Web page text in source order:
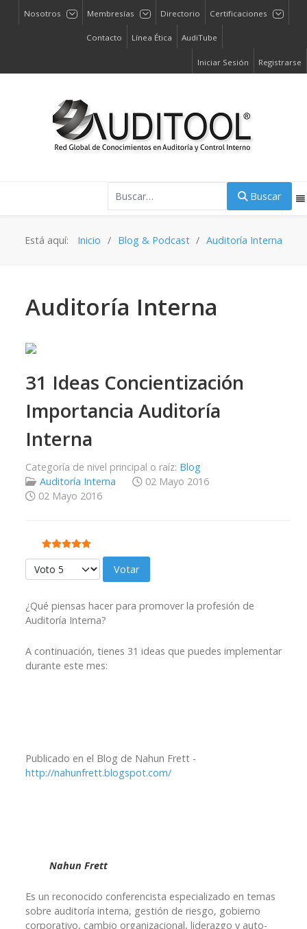
Nosotros Membresías Directorio Certificaciones
Contacto Línea Ética AudiTube
Iniciar Sesión Registrarse
Buscar
Está aquí: Inicio Blog & Podcast Auditoría Interna
Auditoría Interna
31 Ideas Concientización
Importancia Auditoría
Interna
Categoría de nivel principal o raíz: Blog
Auditoría Interna
02 Mayo 2016
02 Mayo 2016
Ratio:5/5
Por favor, vote
¿Qué piensas hacer para promover la profesión de
Auditoría Interna?
A continuación, tienes 31 ideas que puedes implementar
durante este mes:
Publicado en el Blog de Nahun Frett -
http://nahunfrett.blogspot.com/
Nahun Frett
Es un reconocido conferencista especializado en temas
sobre auditoría interna, gestión de riesgo, gobierno
corporativo, cambio organizacional, liderazgo y auto-